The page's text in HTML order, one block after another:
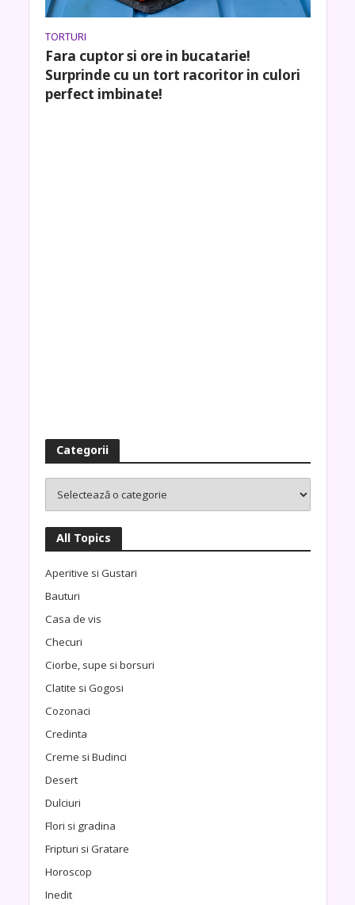
TORTURI
Fara cuptor si ore in bucatarie!
Surprinde cu un tort racoritor in culori
perfect imbinate!
Categorii
All Topics
Aperitive si Gustari
Bauturi
Casa de vis
Checuri
Ciorbe, supe si borsuri
Clatite si Gogosi
Cozonaci
Credinta
Creme si Budinci
Desert
Dulciuri
Flori si gradina
Fripturi si Gratare
Horoscop
Inedit